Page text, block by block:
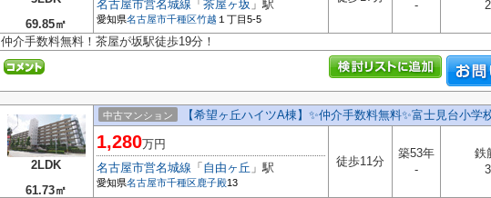
69.85㎡
名古屋市営名城線 「 茶屋ヶ坂 」駅
愛知県名古屋市千種区竹越 １丁目5-5
-
仲介手数料無料！茶屋が坂駅徒歩19分！
2LDK
61.73㎡
中古マンション 【希望ヶ丘ハイツA棟】✨️仲介手数料無料✨️富士見台小学
1,280万円
名古屋市営名城線 「 自由ヶ丘 」駅
愛知県名古屋市千種区鹿子殿13
徒歩11分
築53年
-
鉄